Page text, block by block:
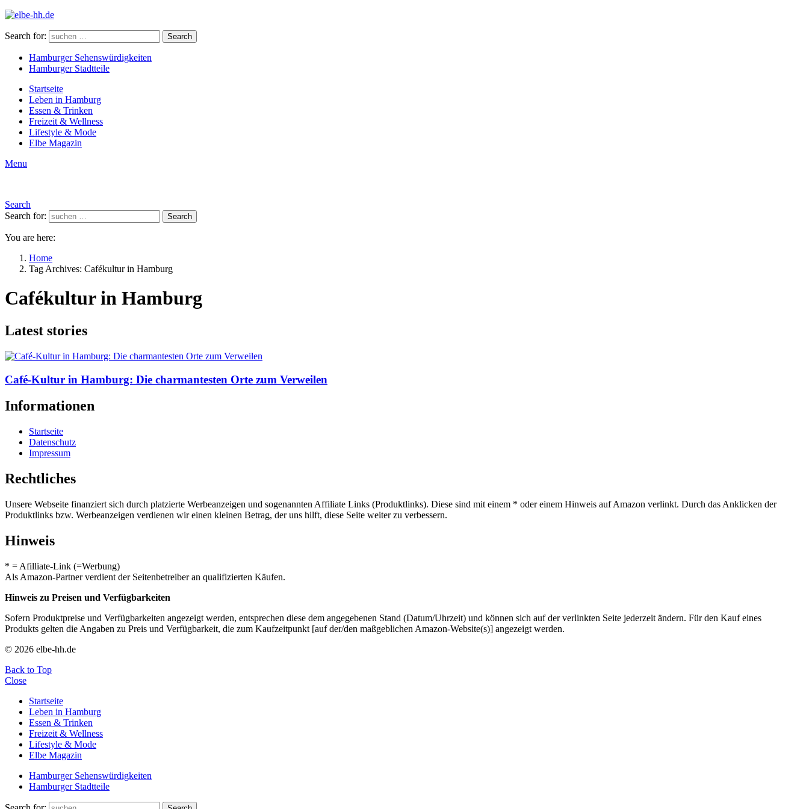
Search for: Search
Hamburger Sehenswürdigkeiten
Hamburger Stadtteile
Startseite
Leben in Hamburg
Essen & Trinken
Freizeit & Wellness
Lifestyle & Mode
Elbe Magazin
Menu
Search
Search for:
Search
You are here:
Home
Tag Archives: Cafékultur in Hamburg
Cafékultur in Hamburg
Latest stories
Café-Kultur in Hamburg: Die charmantesten Orte zum Verweilen
Informationen
Startseite
Datenschutz
Impressum
Rechtliches
Unsere Webseite finanziert sich durch platzierte Werbeanzeigen und sogenannten Affiliate Links (Produktlinks). Diese sind mit einem * oder einem Hinweis auf Amazon verlinkt. Durch das Anklicken der
Produktlinks bzw. Werbeanzeigen verdienen wir einen kleinen Betrag, der uns hilft, diese Seite weiter zu verbessern.
Hinweis
* = Afilliate-Link (=Werbung)
Als Amazon-Partner verdient der Seitenbetreiber an qualifizierten Käufen.
Hinweis zu Preisen und Verfügbarkeiten
Sofern Produktpreise und Verfügbarkeiten angezeigt werden, entsprechen diese dem angegebenen Stand (Datum/Uhrzeit) und können sich auf der verlinkten Seite jederzeit ändern. Für den Kauf eines
Produkts gelten die Angaben zu Preis und Verfügbarkeit, die zum Kaufzeitpunkt [auf der/den maßgeblichen Amazon-Website(s)] angezeigt werden.
© 2026 elbe-hh.de
Back to Top
Close
Startseite
Leben in Hamburg
Essen & Trinken
Freizeit & Wellness
Lifestyle & Mode
Elbe Magazin
Hamburger Sehenswürdigkeiten
Hamburger Stadtteile